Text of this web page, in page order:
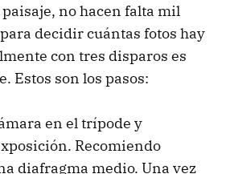
no hacen falta mil
decidir cuántas fotos hay
con tres disparos es
Estos son los pasos:
en el trípode y
Recomiendo
diafragma medio. Una vez